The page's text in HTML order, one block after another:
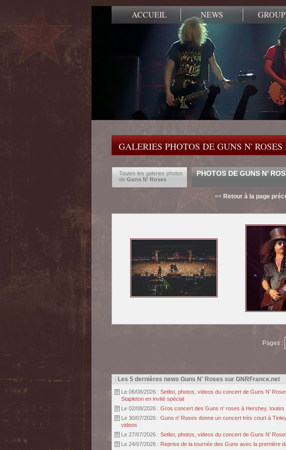
ACCUEIL NEWS
GALERIES PHOTOS DE GUNS N' ROSES
Toutes les galeries photos
de Guns N' Roses
PHOTOS DE GUNS N'
<< Retour à la page
Pages :
Les 5 dernières news Guns N' Roses sur GNRFrance.net
Le 06/08/2026 : Setlist, photos, videos du concert de Guns N'
Stapleton en invité spécial
Le 02/08/2026 : Gros concert des Guns n' roses à Hershey, toutes
Le 30/07/2026 : Guns n' Roses donne un concert très court à
videos
Le 27/07/2026 : Setlist, photos, videos du concert de Guns N'
Le 24/07/2026 : Reprise de la tournée des Guns avec la première